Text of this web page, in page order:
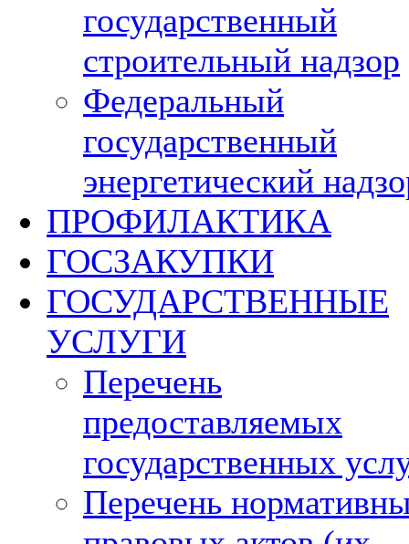
государственный
строительный надзор
Федеральный
государственный
энергетический
ПРОФИЛАКТИКА
ГОСЗАКУПКИ
ГОСУДАРСТВЕННЫЕ
УСЛУГИ
Перечень
предоставляемых
государственных
Перечень